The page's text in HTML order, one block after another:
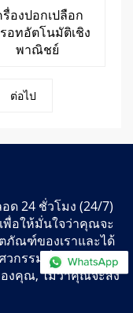
รื่องปอกเปลือก
อทอัตโนมัติเชิง
พาณิชย์
ต่อไป
ด 24 ชั่วโมง (24/7)
พื่อให้มั่นใจว่าคุณจะ
ภัณฑ์ของเราและได้
กรรมที่กว้างขวาง
งคุณ, ไม่ว่าคุณจะสั่ง